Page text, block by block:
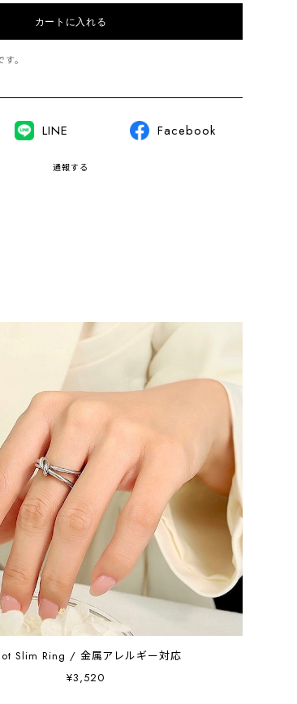
カートに入れる
す。
LINE Facebook
通報する
Slim Ring / 金属アレルギー対応
¥3,520